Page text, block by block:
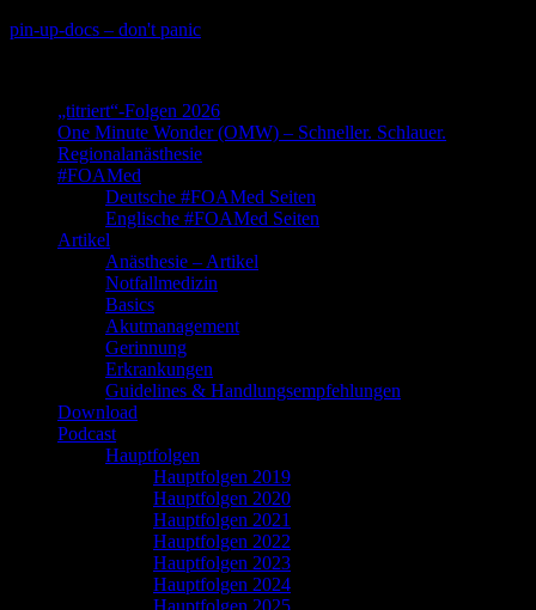
Skip
pin-up-docs – don't panic
„titriert“-Folgen 2026
One Minute Wonder (OMW) – Schneller. Schlauer.
Regionalanästhesie
#FOAMed
Deutsche #FOAMed Seiten
Englische #FOAMed Seiten
Artikel
Anästhesie – Artikel
Notfallmedizin
Basics
Akutmanagement
Gerinnung
Erkrankungen
Guidelines & Handlungsempfehlungen
Download
Podcast
Hauptfolgen
Hauptfolgen 2019
Hauptfolgen 2020
Hauptfolgen 2021
Hauptfolgen 2022
Hauptfolgen 2023
Hauptfolgen 2024
Hauptfolgen 2025